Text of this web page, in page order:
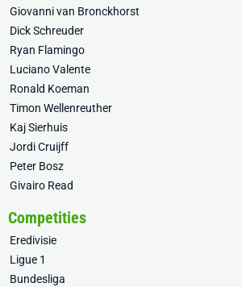
Giovanni van Bronckhorst
Dick Schreuder
Ryan Flamingo
Luciano Valente
Ronald Koeman
Timon Wellenreuther
Kaj Sierhuis
Jordi Cruijff
Peter Bosz
Givairo Read
Competities
Eredivisie
Ligue 1
Bundesliga